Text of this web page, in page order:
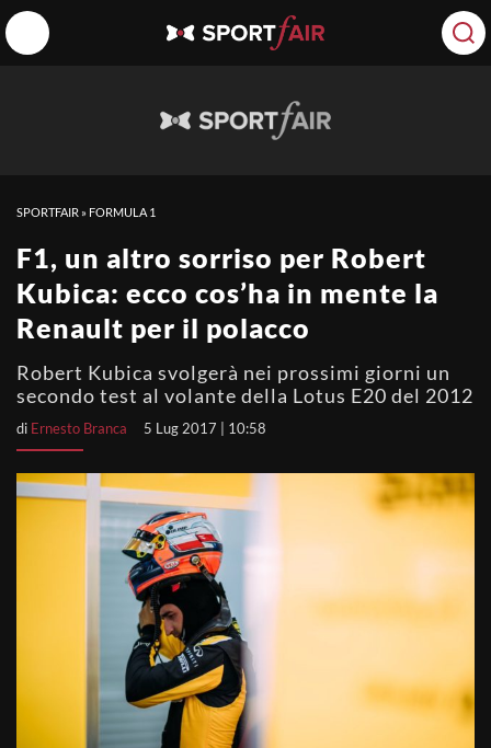
SPORTFAIR » FORMULA 1
F1, un altro sorriso per Robert
Kubica: ecco cos’ha in mente la
Renault per il polacco
Robert Kubica svolgerà nei prossimi giorni un
secondo test al volante della Lotus E20 del 2012
di Ernesto Branca 5 Lug 2017 | 10:58